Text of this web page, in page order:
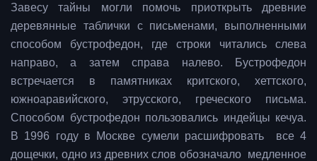
Завесу тайны могли помочь приоткрыть древние
деревянные таблички с письменами, выполненными
способом бустрофедон, где строки читались слева
направо, а затем справа налево. Бустрофедон
встречается в памятниках критского, хеттского,
южноаравийского, этрусского, греческого письма.
Способом бустрофедон пользовались индейцы кечуа.
В 1996 году в Москве сумели расшифровать все 4
дощечки, одно из древних слов обозначало медленное